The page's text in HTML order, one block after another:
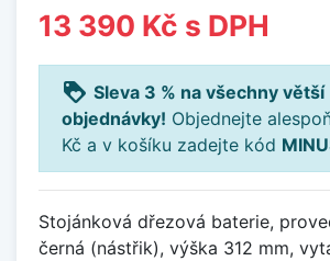
13 390 Kč s DPH
loyalty Sleva 3 % na všechny větší
objednávky! Objednejte
Kč a v košíku zadejte kód
Stojánková dřezová baterie,
černá (nástřik), výška 312 mm,